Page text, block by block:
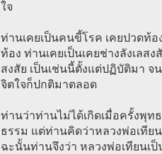
ใจ
ท่านเคยเป็นคนขี้โรค เคยปวดท้อ
ท้อง ท่านเคยเป็นเคยช่างลังเลส
สงสัย เป็นเช่นนี้ตั้งแต่ปฏิบัติมา
จิตใจก็ปกติมาตลอด
ท่านว่าท่านไม่ได้เกิดเมื่อครั้งพุท
ธรรม แต่ท่านคิดว่าหลวงพ่อเทีย
ฉะนั้นท่านจึงว่า หลวงพ่อเทียนเ